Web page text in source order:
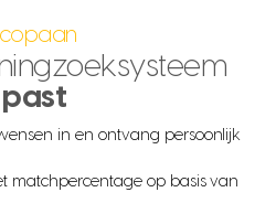
in en ontvang persoonlijk
matchpercentage op basis van